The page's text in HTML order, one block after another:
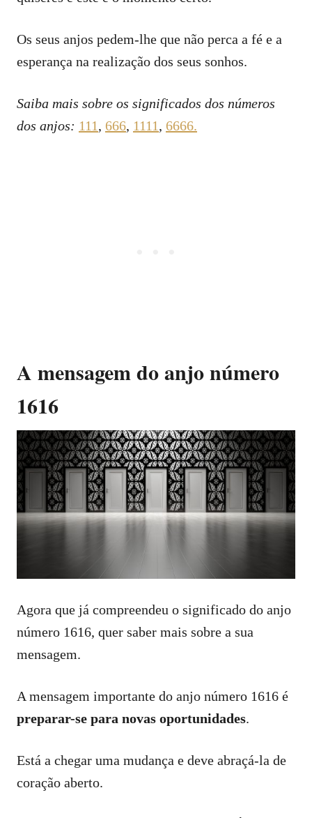
Os seus anjos pedem-lhe que não perca a fé e a
esperança na realização dos seus sonhos.
Saiba mais sobre os significados dos números
dos anjos: 111 , 666, 1111 , 6666.
A mensagem do anjo número
1616
Agora que já compreendeu o significado do anjo
número 1616, quer saber mais sobre a sua
mensagem.
A mensagem importante do anjo número 1616 é
preparar-se para novas oportunidades.
Está a chegar uma mudança e deve abraçá-la de
coração aberto.